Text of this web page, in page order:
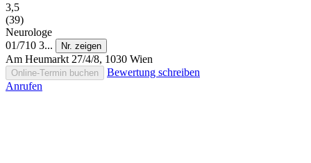
3,5
(39)
Neurologe
01/710 3...
Nr. zeigen
Am Heumarkt 27/4/8, 1030 Wien
Online-Termin buchen
Bewertung schreiben
Anrufen